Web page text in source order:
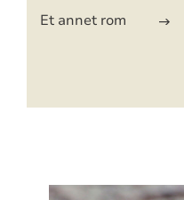
Et annet rom